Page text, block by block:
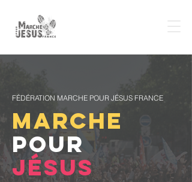
FÉDÉRATION MARCHE POUR JÉSUS FRANCE
MARCHE
POUR
JÉSUS